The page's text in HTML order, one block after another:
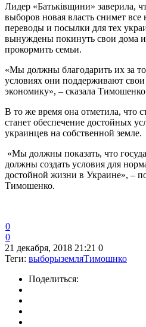
Лидер «Батьківщини» заверила,
выборов новая власть снимет
переводы и посылки для тех
вынуждены покинуть свои дома и
прокормить семьи.
«Мы должны благодарить их за
условиях они поддерживают
экономику», – сказала
В то же время она отметила, что
станет обеспечение достойных
украинцев на собственной земле.
«Мы должны показать, что
должны создать условия для
достойной жизни в Украине», –
Тимошенко.
0
0
21 декабря, 2018 21:21 0
Теги: выборыземляТимошнко
Поделиться: